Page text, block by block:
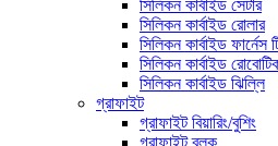
সিলিকন কার্বাইড সেটার
সিলিকন কার্বাইড রোলার
সিলিকন কার্বাইড ফার্নেস
সিলিকন কার্বাইড
সিলিকন কার্বাইড ঝিল্লি
গ্রাফাইট
গ্রাফাইট বিয়ারিং/বুশিং
গ্রাফাইট ব্লক